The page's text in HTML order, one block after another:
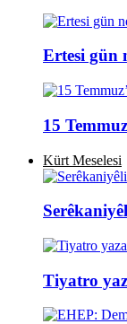
Ertesi gün
15
Kürt Meselesi
Tiyatro